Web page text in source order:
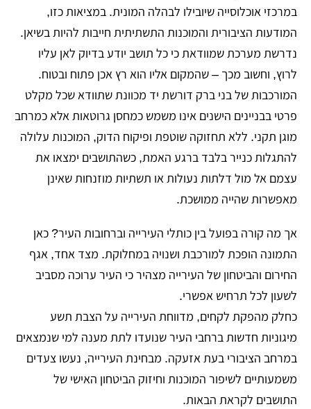
במרכזי אוכלוסייה שיובילו לבהלה המונית. במציאות כזו,
המודעות הציבורית והמוכנות התשתיתית חייבות להיות בשיאן.
נדרשת מערכת שמוודאת כי כל תושב יודע בדיוק לאן עליו
לרוץ, וחשוב מכך – שהמקום אליו הוא רץ אכן פתוח ובטוח.
המורכבות של בני ברק דורשת יד מכוונת שתוודא שכל מקלט
פרטי בבניינים הישנים אינו משמש כמחסן גרוטאות אלא כמרחב
מוגן תקני. ללא תחזוקה שוטפת ופיקוח הדוק, המוכנות עלולה
להתגלות כנייר בלבד ברגע האמת, כשהתושבים ימצאו את
עצמם אל מול דלתות נעולות או תשתיות מוזנחות שאינן
מאפשרות שהייה ממושכת.
אך מה קורה בפועל בין כותלי העירייה וברחובות העיר? כאן
התמונה הופכת למורכבת ושנויה במחלוקת. מצד אחד, אגף
החירום והביטחון של העירייה מצהיר כי העיר ערוכה מסביב
לשעון לכל תרחיש אפשרי.
כחלק מהפקת לקחים, מדווחת העירייה על הצבת תשע
מיגוניות חדשות ברחבי העיר שנועדו לתת מענה למי שנמצאים
במרחב הציבורי בעת אזעקה. מבחינת העירייה, נעשו צעדים
משמעותיים לשיפור המוכנות וחיזוק הביטחון האישי של
התושבים לקראת הבאות.